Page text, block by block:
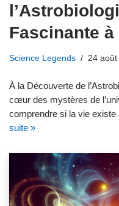
Fascinante
Science Legends 24
À la Découverte de
cœur des mystères de
comprendre si la vie
suite »